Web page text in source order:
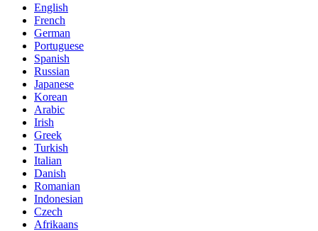
English
French
German
Portuguese
Spanish
Russian
Japanese
Korean
Arabic
Irish
Greek
Turkish
Italian
Danish
Romanian
Indonesian
Czech
Afrikaans